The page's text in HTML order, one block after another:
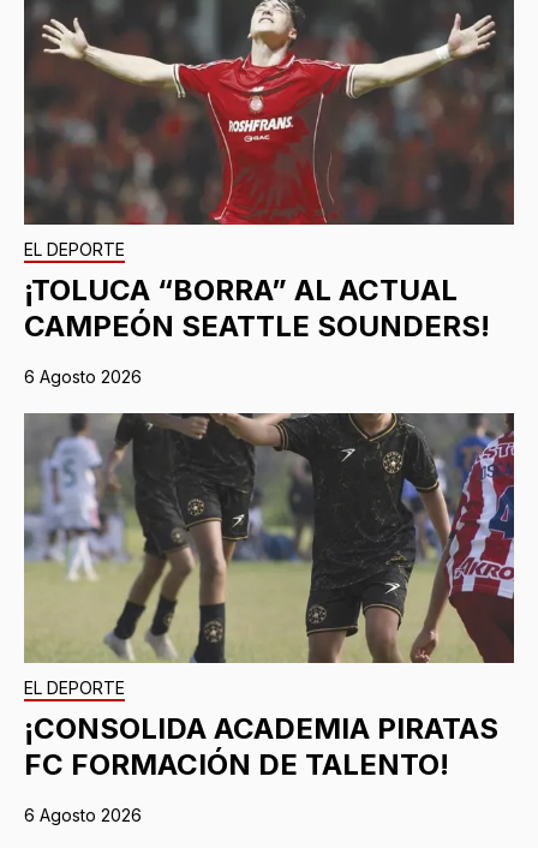
EL DEPORTE
¡TOLUCA “BORRA” AL ACTUAL
CAMPEÓN SEATTLE SOUNDERS!
6 Agosto 2026
EL DEPORTE
¡CONSOLIDA ACADEMIA PIRATAS
FC FORMACIÓN DE TALENTO!
6 Agosto 2026